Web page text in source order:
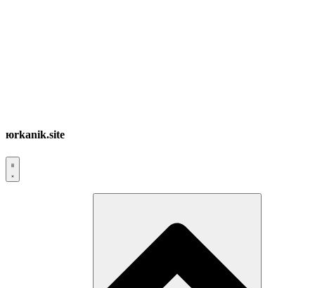
юrkanik.site